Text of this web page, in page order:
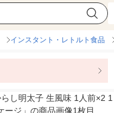
インスタント・レトルト食品